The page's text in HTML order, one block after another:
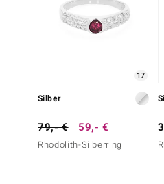
BY DE MELO
17
Silber
79,- € 59,- €
Rhodolith-Silberring